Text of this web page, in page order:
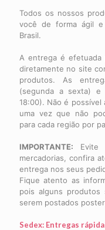
Todos os nossos
você de forma ágil e
Brasil.
A entrega é
diretamente no site
produtos. As
(segunda a sexta) e
18:00). Não é possível
uma vez que não
para cada região por
IMPORTANTE: Evite
mercadorias, confira
entrega nos seus
Fique atento as
pois alguns produtos
serem postados
Sedex: Entregas